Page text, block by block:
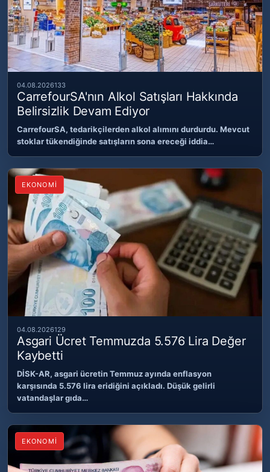
04.08.2026133
CarrefourSA'nın Alkol Satışları Hakkında
Belirsizlik Devam Ediyor
CarrefourSA, tedarikçilerden alkol alımını durdurdu. Mevcut
stoklar tükendiğinde satışların sona ereceği iddia…
EKONOMİ
04.08.2026129
Asgari Ücret Temmuzda 5.576 Lira Değer
Kaybetti
DİSK-AR, asgari ücretin Temmuz ayında enflasyon
karşısında 5.576 lira eridiğini açıkladı. Düşük gelirli
vatandaşlar gıda…
EKONOMİ